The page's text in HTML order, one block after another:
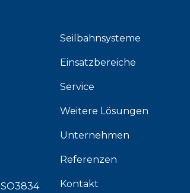
ISO3834
Seilbahnsysteme
Einsatzbereiche
Service
Weitere Lösungen
Unternehmen
Referenzen
Kontakt